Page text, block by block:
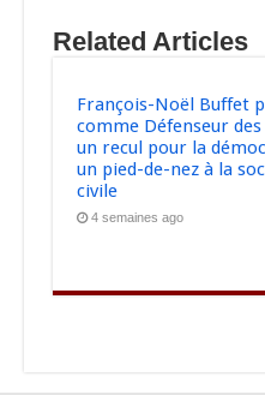
Related Articles
François-Noël Buffet
comme Défenseur
un recul pour la
un pied-de-nez à la
civile
4 semaines ago